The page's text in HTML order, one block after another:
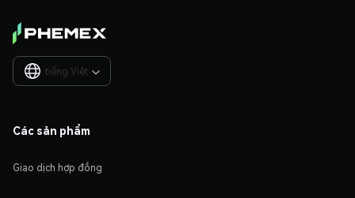
tiếng Việt 
Các sản phẩm
Giao dịch hợp đồng